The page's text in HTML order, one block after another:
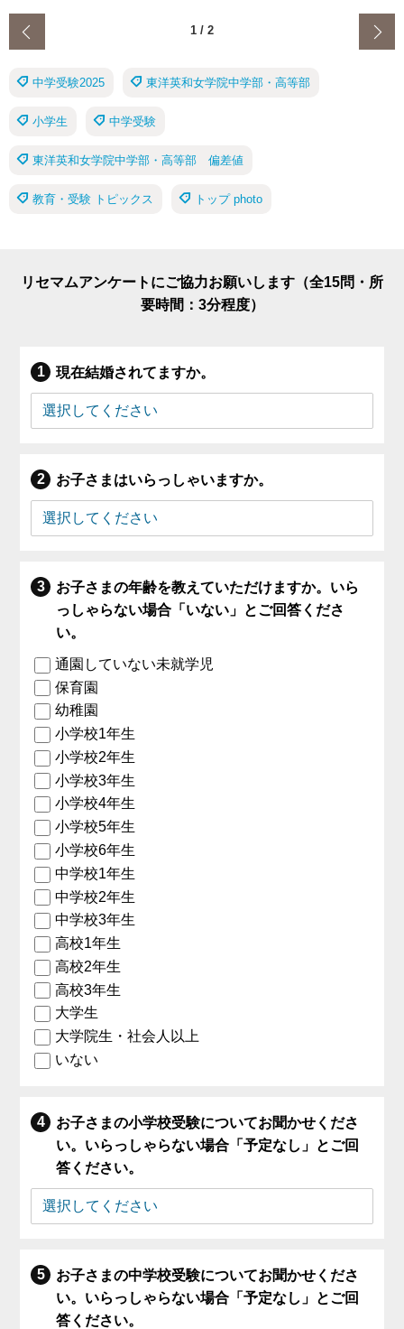
1 / 2
中学受験2025 東洋英和女学院中学部・高等部
小学生 中学受験
東洋英和女学院中学部・高等部 偏差値
教育・受験 トピックス トップ photo
リセマムアンケートにご協力お願いします（全15問・所
要時間：3分程度）
現在結婚されてますか。
お子さまはいらっしゃいますか。
お子さまの年齢を教えていただけますか。いら
っしゃらない場合「いない」とご回答くださ
い。
通園していない未就学児
保育園
幼稚園
小学校1年生
小学校2年生
小学校3年生
小学校4年生
小学校5年生
小学校6年生
中学校1年生
中学校2年生
中学校3年生
高校1年生
高校2年生
高校3年生
大学生
大学院生・社会人以上
いない
お子さまの小学校受験についてお聞かせくださ
い。いらっしゃらない場合「予定なし」とご回
答ください。
お子さまの中学校受験についてお聞かせくださ
い。いらっしゃらない場合「予定なし」とご回
答ください。